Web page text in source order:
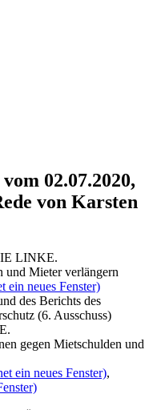
02.07.2020,
von Karsten
LINKE.
Mieter verlängern
ein neues Fenster)
des Berichts des
(6. Ausschuss)
gegen Mietschulden und
ein neues Fenster),